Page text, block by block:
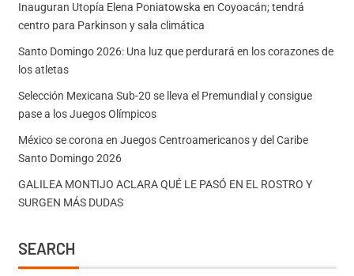
Inauguran Utopía Elena Poniatowska en Coyoacán; tendrá
centro para Parkinson y sala climática
Santo Domingo 2026: Una luz que perdurará en los corazones de
los atletas
Selección Mexicana Sub-20 se lleva el Premundial y consigue
pase a los Juegos Olímpicos
México se corona en Juegos Centroamericanos y del Caribe
Santo Domingo 2026
GALILEA MONTIJO ACLARA QUÉ LE PASÓ EN EL ROSTRO Y
SURGEN MÁS DUDAS
SEARCH